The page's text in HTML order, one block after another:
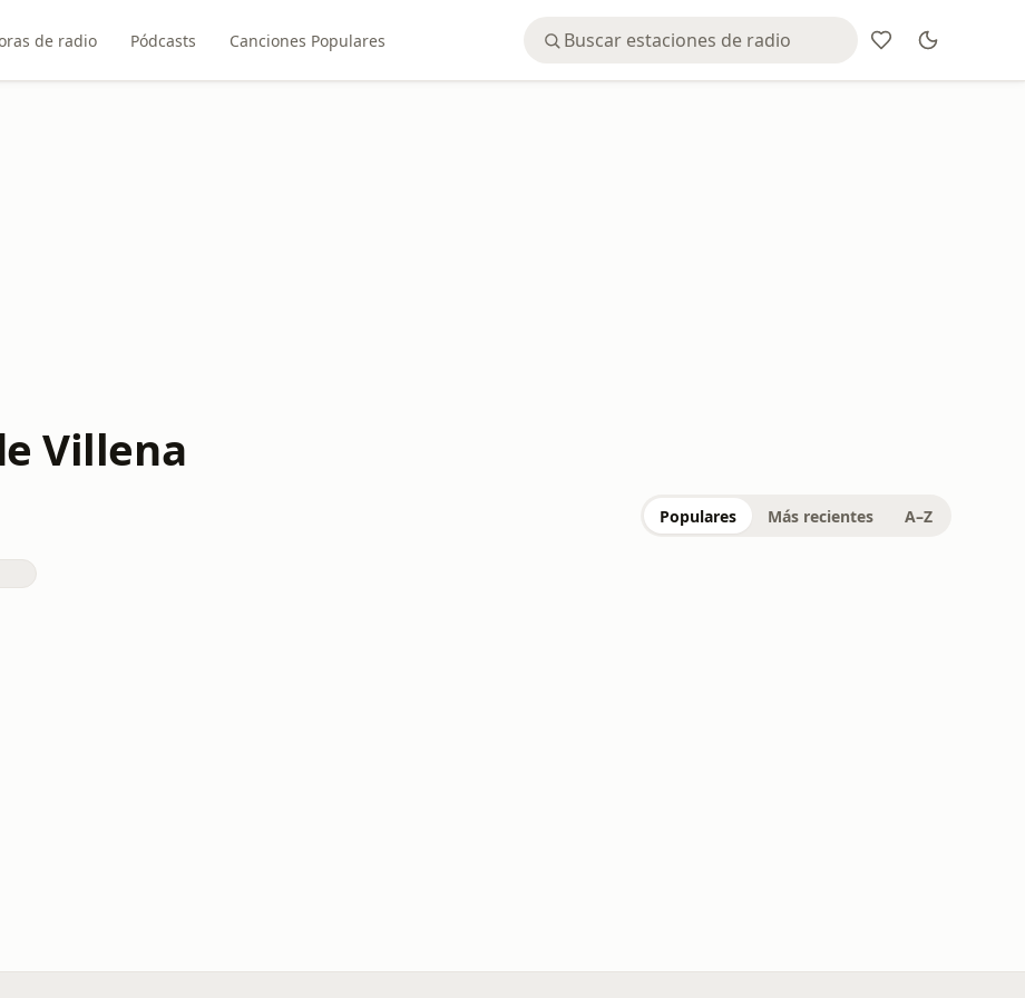
de radio Pódcasts Canciones Populares
Villena
Populares Más recientes A–Z